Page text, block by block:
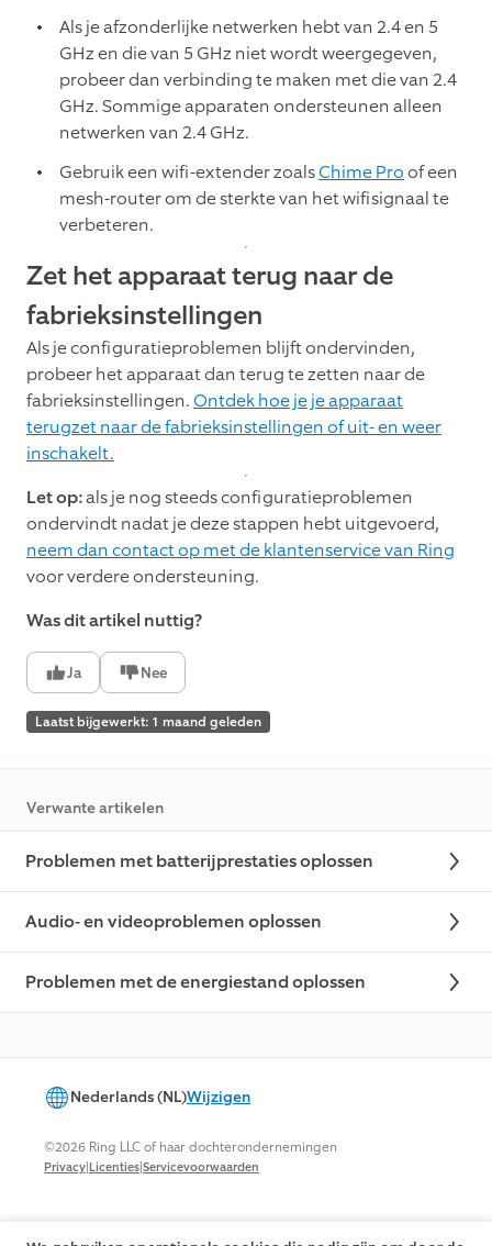
Als je afzonderlijke netwerken hebt van 2.4 en 5
GHz en die van 5 GHz niet wordt weergegeven,
probeer dan verbinding te maken met die van 2.4
GHz. Sommige apparaten ondersteunen alleen
netwerken van 2.4 GHz.
Gebruik een wifi-extender zoalsChime Proof een
mesh-router om de sterkte van het wifisignaal te
verbeteren.
Zet het apparaat terug naar de
fabrieksinstellingen
Als je configuratieproblemen blijft ondervinden,
probeer het apparaat dan terug te zetten naar de
fabrieksinstellingen.Ontdek hoe je je apparaat
terugzet naar de fabrieksinstellingen of uit- en weer
inschakelt.
Let op:als je nog steeds configuratieproblemen
ondervindt nadat je deze stappen hebt uitgevoerd,
neem dan contact op met de klantenservice van Ring
voor verdere ondersteuning.
Was dit artikel nuttig?
Ja Nee
Laatst bijgewerkt: 1 maand geleden
Verwante artikelen
Problemen met batterijprestaties oplossen
Audio- en videoproblemen oplossen
Problemen met de energiestand oplossen
Nederlands (NL)Wijzigen
©2026 Ring LLC of haar dochterondernemingen
Privacy|Licenties|Servicevoorwaarden